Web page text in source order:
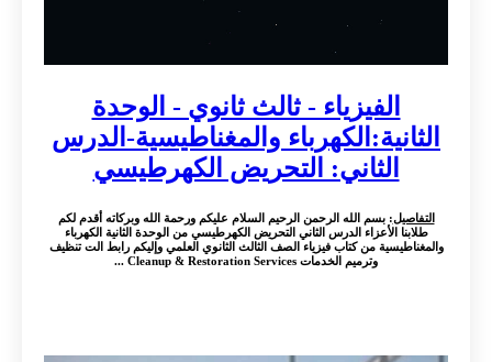
الفيزياء - ثالث ثانوي - الوحدة
الثانية:الكهرباء والمغناطيسية-الدرس
الثاني: التحريض الكهرطيسي
التفاصيل: بسم الله الرحمن الرحيم السلام عليكم ورحمة الله وبركاته أقدم لكم
طلابنا الأعزاء الدرس الثاني التحريض الكهرطيسي من الوحدة الثانية الكهرباء
والمغناطيسية من كتاب فيزياء الصف الثالث الثانوي العلمي وإليكم رابط الت تنظيف
وترميم الخدمات Cleanup & Restoration Services ...